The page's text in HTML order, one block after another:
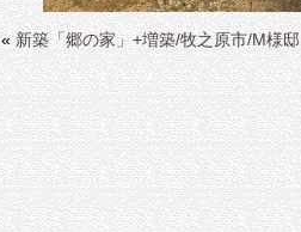
« 新築「郷の家」+増築/牧之原市/M様邸